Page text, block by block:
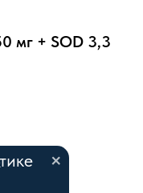
мг + SOD 3,3